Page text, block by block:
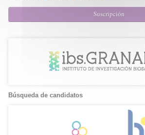
Suscripción
Búsqueda de candidatos